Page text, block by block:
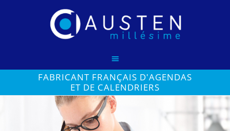
FABRICANT FRANÇAIS D'AGENDAS
ET DE CALENDRIERS